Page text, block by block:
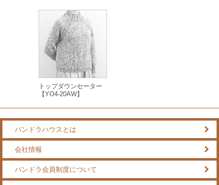
トップダウンセーター
【YO4-20AW】
パンドラハウスとは
会社情報
パンドラ会員制度について